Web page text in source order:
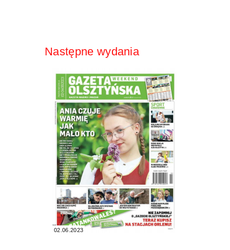
Następne wydania
02.06.2023